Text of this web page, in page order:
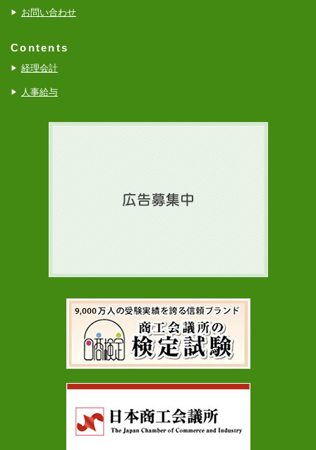
お問い合わせ
Contents
経理会計
人事給与